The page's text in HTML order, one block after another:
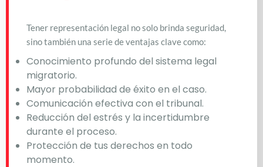
Tener representación legal no solo brinda seguridad,
sino también una serie de ventajas clave como:
Conocimiento profundo del sistema legal
migratorio.
Mayor probabilidad de éxito en el caso.
Comunicación efectiva con el tribunal.
Reducción del estrés y la incertidumbre
durante el proceso.
Protección de tus derechos en todo
momento.